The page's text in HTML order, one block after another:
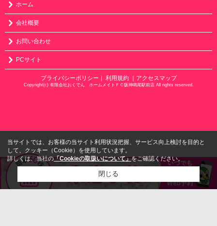
ホーム
会社概要
お問い合わせ
PCサイト
プライバシーポリシー ｜ 利用規約 ｜アクセスマップ
Copyright(c) 有限会社おくでん ホームメイトＦＣ阪神鳴尾駅前店 All rights reserved.
当サイトでは、お客様の当サイト利用状況把握、サービス向上検討を目的と
して、クッキー（Cookie）を使用しています。
詳しくは、当社の「Cookieの取扱いについて」をご確認ください。
閉じる